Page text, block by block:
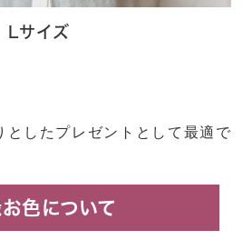
Lサイズ
としたプレゼントとして最適で
色について